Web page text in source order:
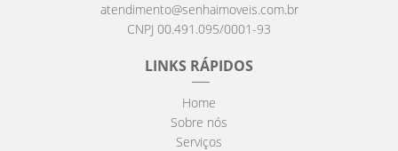
atendimento@senhaimoveis.com.br
CNPJ 00.491.095/0001-93
LINKS RÁPIDOS
Home
Sobre nós
Serviços